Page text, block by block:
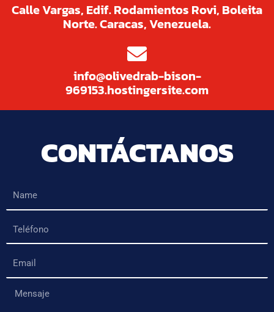
Calle Vargas, Edif. Rodamientos Rovi, Boleita
Norte. Caracas, Venezuela.
info@olivedrab-bison-
969153.hostingersite.com
CONTÁCTANOS
Mensaje